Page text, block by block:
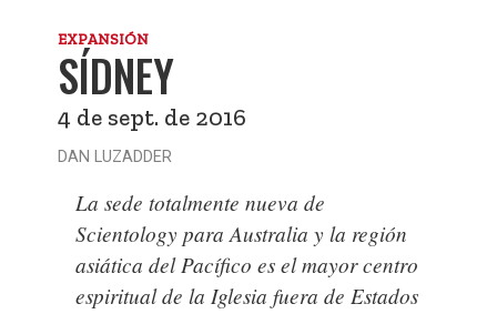
EXPANSIÓN
SÍDNEY
4 de sept. de 2016
DAN LUZADDER
La sede totalmente nueva de
Scientology para Australia y la región
asiática del Pacífico es el mayor centro
espiritual de la Iglesia fuera de Estados